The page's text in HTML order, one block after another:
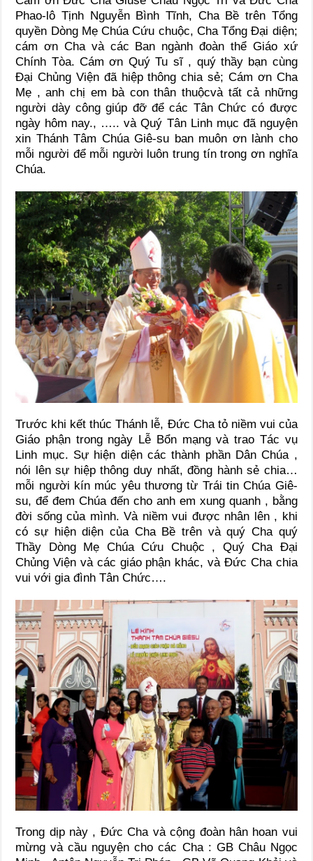
Phao-lô Tịnh Nguyễn Bình Tĩnh, Cha Bề trên Tổng
quyền Dòng Mẹ Chúa Cứu chuộc, Cha Tổng Đại diện;
cám ơn Cha và các Ban ngành đoàn thể Giáo xứ
Chính Tòa. Cám ơn Quý Tu sĩ , quý thầy bạn cùng
Đại Chủng Viện đã hiệp thông chia sẻ; Cám ơn Cha
Mẹ , anh chị em bà con thân thuộcvà tất cả những
người dày công giúp đỡ để các Tân Chức có được
ngày hôm nay., ….. và Quý Tân Linh mục đã nguyện
xin Thánh Tâm Chúa Giê-su ban muôn ơn lành cho
mỗi người để mỗi người luôn trung tín trong ơn nghĩa
Chúa.
Trước khi kết thúc Thánh lễ, Đức Cha tỏ niềm vui của
Giáo phận trong ngày Lễ Bổn mạng và trao Tác vụ
Linh mục. Sự hiện diện các thành phần Dân Chúa ,
nói lên sự hiệp thông duy nhất, đồng hành sẻ chia…
mỗi người kín múc yêu thương từ Trái tin Chúa Giê-
su, để đem Chúa đến cho anh em xung quanh , bằng
đời sống của mình. Và niềm vui được nhân lên , khi
có sự hiện diện của Cha Bề trên và quý Cha quý
Thầy Dòng Mẹ Chúa Cứu Chuộc , Quý Cha Đại
Chủng Viện và các giáo phận khác, và Đức Cha chia
vui với gia đình Tân Chức….
Trong dịp này , Đức Cha và cộng đoàn hân hoan vui
mừng và cầu nguyện cho các Cha : GB Châu Ngọc